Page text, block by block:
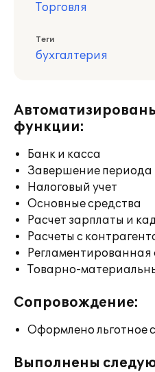
Торговля
Теги
бухгалтерия
функции:
Банк и касса
Завершение периода
Налоговый учет
Основные средства
Расчет зарплаты и
Расчеты с
Регламентированная
Товарно-
Сопровождение:
Оформлено льготное
Выполнены